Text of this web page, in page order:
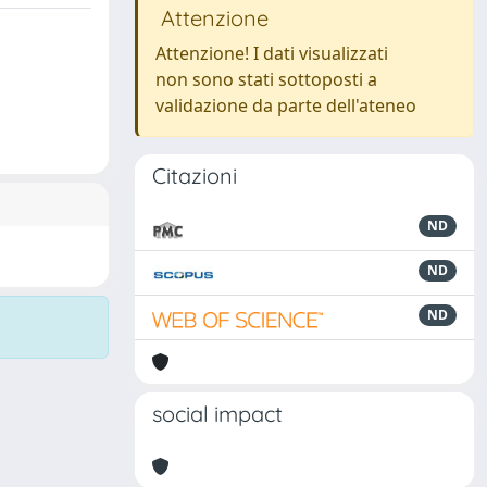
Attenzione
Attenzione! I dati visualizzati
non sono stati sottoposti a
validazione da parte dell'ateneo
Citazioni
ND
ND
ND
social impact